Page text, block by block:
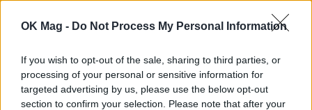
OK Mag - Do Not Process My Personal Information
If you wish to opt-out of the sale, sharing to third parties, or
processing of your personal or sensitive information for
targeted advertising by us, please use the below opt-out
section to confirm your selection. Please note that after your
ΠΕΡΙΣΣΟΤΕΡΑ ΣΤΟ